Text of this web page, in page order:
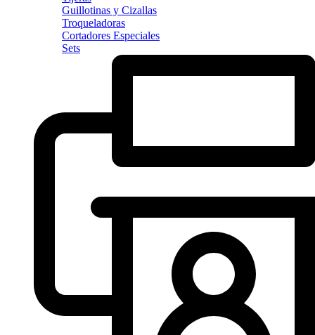
Guillotinas y Cizallas
Troqueladoras
Cortadores Especiales
Sets